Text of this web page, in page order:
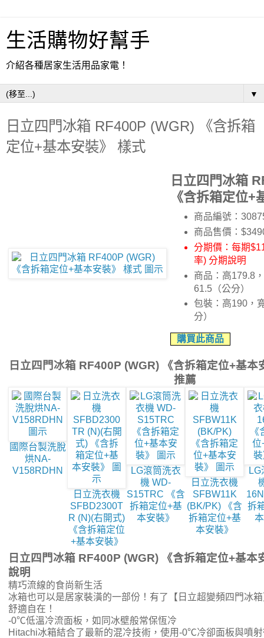
生活購物好幫手
介紹各種居家生活用品家電！
▼
日立四門冰箱 RF400P (WGR) 《含拆箱
定位+基本安裝》 樣式
日立四門冰箱
《含拆箱定位+
商品編號：
商品售價：
分期價：每期
率) 分期說明
商品：高179.8
61.5（公分）
包裝：高190，
分）
購買此商品
日立四門冰箱 RF400P (WGR) 《含拆箱定位+基本
推薦
國際台製洗脫
烘NA-
V158RDHN
日立洗衣機
SFBD2300T
R (N)(右開式)
《含拆箱定位
+基本安裝》
LG滾筒洗衣
機 WD-
S15TRC 《含
拆箱定位+基
本安裝》
日立洗衣機
SFBW11K
(BK/PK) 《含
拆箱定位+基
本安裝》
拆
日立四門冰箱 RF400P (WGR) 《含拆箱定位+基本
說明
精巧流線的食尚新生活
冰箱也可以是居家裝潢的一部份！有了【日立超變頻四門冰
舒適自在！
-0℃低溫冷流面板，如同冰壁般常保恆冷
Hitachi冰箱結合了最新的混冷技術，使用-0℃冷卻面板與噴